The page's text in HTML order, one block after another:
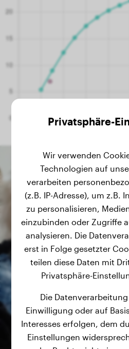
Privatsphäre-
Wir verwenden
Technologien auf
verarbeiten
(z.B. IP-Adresse), um z.B.
zu personalisieren,
einzubinden oder Zugriffe
analysieren. Die
erst in Folge gesetzter
teilen diese Daten mit
Privatsphäre-
Die
Einwilligung oder auf
Interesses erfolgen, dem
Einstellungen